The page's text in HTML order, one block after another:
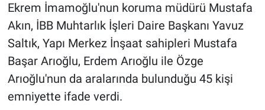
Ekrem İmamoğlu'nun koruma müdürü Mustafa
Akın, İBB Muhtarlık İşleri Daire Başkanı Yavuz
Saltık, Yapı Merkez İnşaat sahipleri Mustafa
Başar Arıoğlu, Erdem Arıoğlu ile Özge
Arıoğlu'nun da aralarında bulunduğu 45 kişi
emniyette ifade verdi.
Koronavirüs
Kültür Sanat
Ne demişti
Nedir